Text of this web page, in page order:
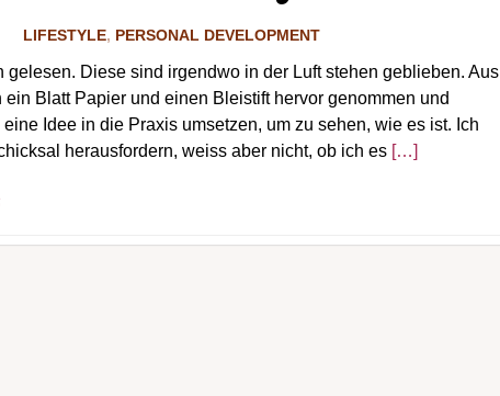
LIFESTYLE, PERSONAL DEVELOPMENT
gelesen. Diese sind irgendwo in der Luft stehen geblieben. Aus
Blatt Papier und einen Bleistift hervor genommen und
Idee in die Praxis umsetzen, um zu sehen, wie es ist. Ich
herausfordern, weiss aber nicht, ob ich es […]